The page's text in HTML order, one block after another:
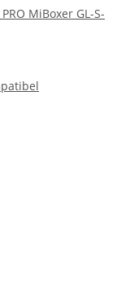
MiBoxer GL-S-